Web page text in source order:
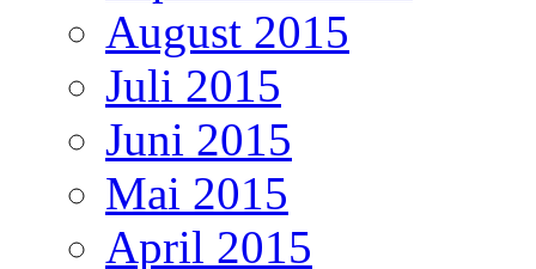
August 2015
Juli 2015
Juni 2015
Mai 2015
April 2015